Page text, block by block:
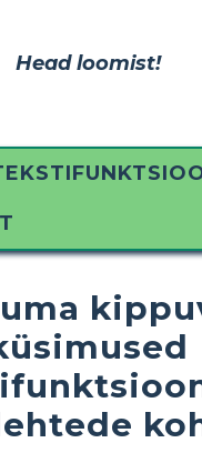
Head loomist!